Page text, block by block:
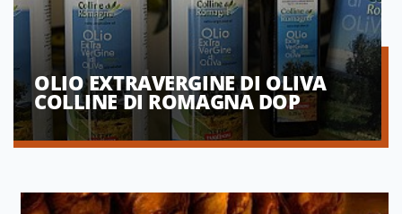
OLIO EXTRAVERGINE DI OLIVA
COLLINE DI ROMAGNA DOP